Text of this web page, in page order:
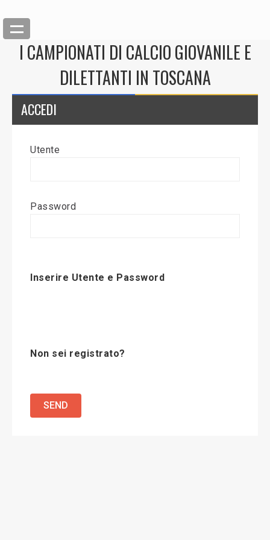
Back
Modifica News
I CAMPIONATI DI CALCIO GIOVANILE E
DILETTANTI IN TOSCANA
ACCEDI
Utente
Password
Inserire Utente e Password
Non sei registrato?